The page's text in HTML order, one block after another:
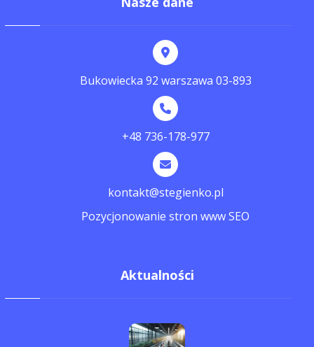
Bukowiecka 92 warszawa 03-893
+48 736-178-977
kontakt@stegienko.pl
Pozycjonowanie stron www SEO
Aktualności